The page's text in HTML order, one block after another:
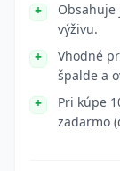
Obsahuje
výživu.
Vhodné
špalde a
Pri kúpe
zadarmo